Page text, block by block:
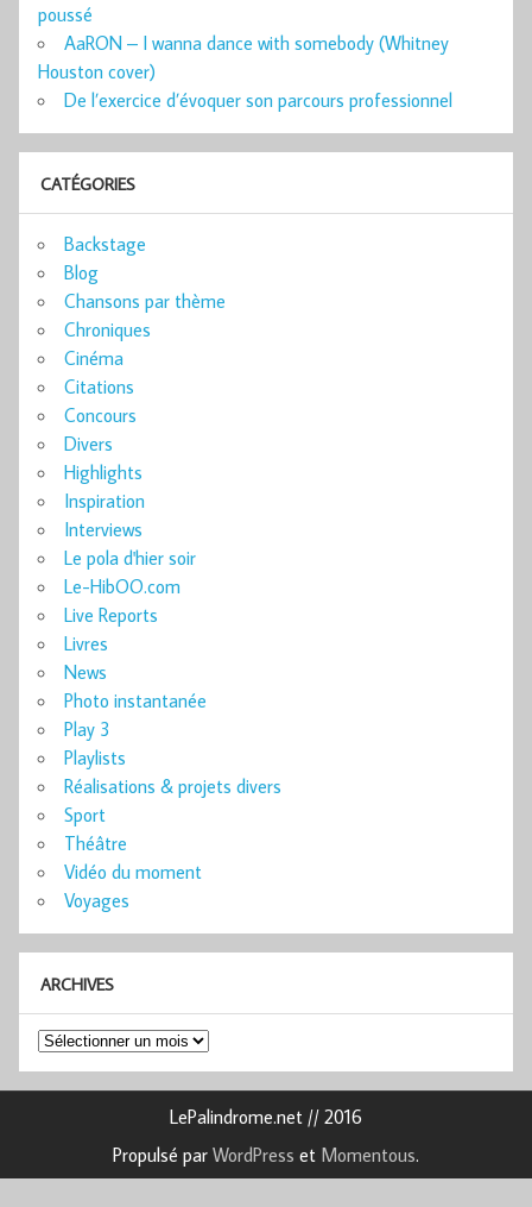
poussé
AaRON – I wanna dance with somebody (Whitney
Houston cover)
De l’exercice d’évoquer son parcours professionnel
CATÉGORIES
Backstage
Blog
Chansons par thème
Chroniques
Cinéma
Citations
Concours
Divers
Highlights
Inspiration
Interviews
Le pola d'hier soir
Le-HibOO.com
Live Reports
Livres
News
Photo instantanée
Play 3
Playlists
Réalisations & projets divers
Sport
Théâtre
Vidéo du moment
Voyages
ARCHIVES
Archives
LePalindrome.net // 2016
Propulsé par WordPress et Momentous.